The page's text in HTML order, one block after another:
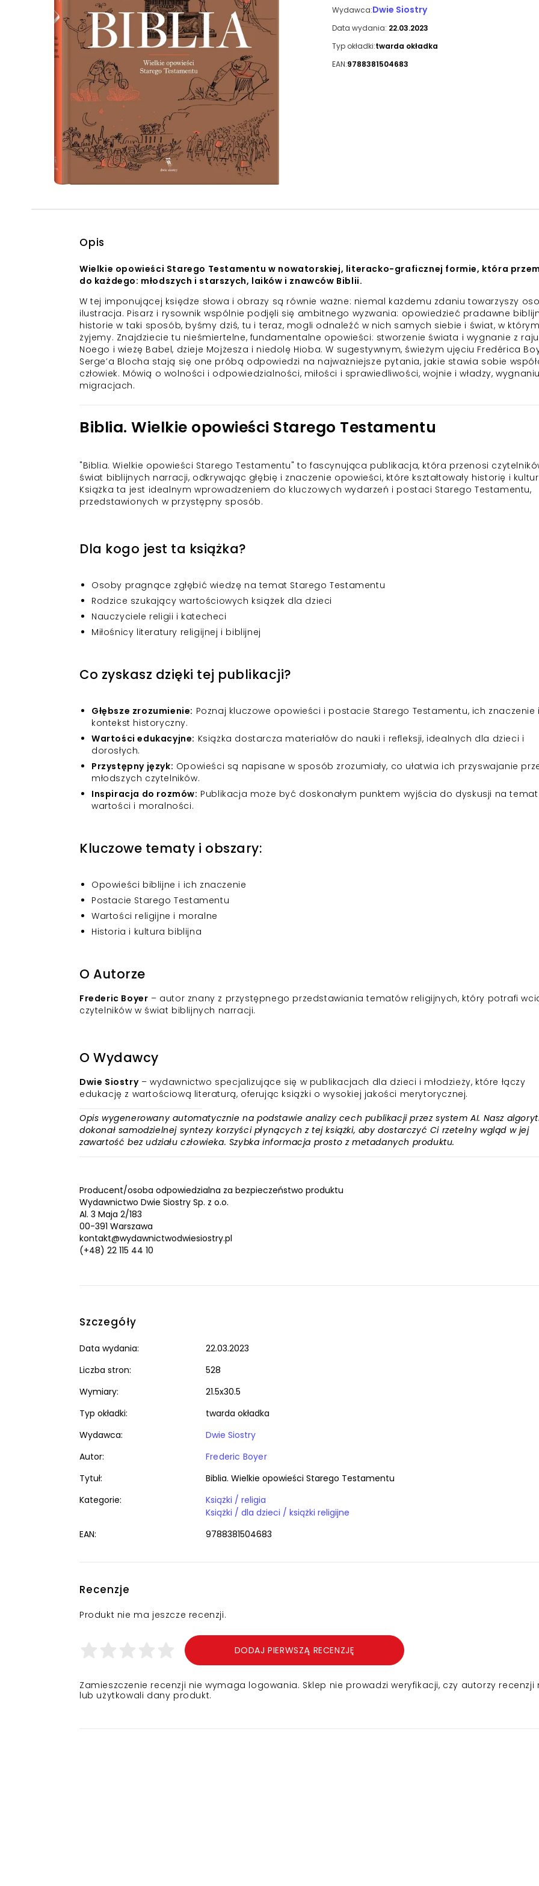
Wydawca:Dwie Siostry
Data wydania: 22.03.2023
Typ okładki:twarda okładka
EAN:9788381504683
Opis
Wielkie opowieści Starego Testamentu w nowatorskiej, literacko-graficznej formie, która
do każdego: młodszych i starszych, laików i znawców Biblii.
W tej imponującej księdze słowa i obrazy są równie ważne: niemal każdemu zdaniu towarzyszy
ilustracja. Pisarz i rysownik wspólnie podjęli się ambitnego wyzwania: opowiedzieć pradawne
historie w taki sposób, byśmy dziś, tu i teraz, mogli odnaleźć w nich samych siebie i świat, w
żyjemy. Znajdziecie tu nieśmiertelne, fundamentalne opowieści: stworzenie świata i wygnanie z
Noego i wieżę Babel, dzieje Mojżesza i niedolę Hioba. W sugestywnym, świeżym ujęciu Fredérica
Serge’a Blocha stają się one próbą odpowiedzi na najważniejsze pytania, jakie stawia sobie
człowiek. Mówią o wolności i odpowiedzialności, miłości i sprawiedliwości, wojnie i władzy,
migracjach.
Biblia. Wielkie opowieści Starego Testamentu
"Biblia. Wielkie opowieści Starego Testamentu" to fascynująca publikacja, która przenosi
świat biblijnych narracji, odkrywając głębię i znaczenie opowieści, które kształtowały historię i
Książka ta jest idealnym wprowadzeniem do kluczowych wydarzeń i postaci Starego Testamentu,
przedstawionych w przystępny sposób.
Dla kogo jest ta książka?
Osoby pragnące zgłębić wiedzę na temat Starego Testamentu
Rodzice szukający wartościowych książek dla dzieci
Nauczyciele religii i katecheci
Miłośnicy literatury religijnej i biblijnej
Co zyskasz dzięki tej publikacji?
Głębsze zrozumienie: Poznaj kluczowe opowieści i postacie Starego Testamentu, ich znaczenie
kontekst historyczny.
Wartości edukacyjne: Książka dostarcza materiałów do nauki i refleksji, idealnych dla dzieci i
dorosłych.
Przystępny język: Opowieści są napisane w sposób zrozumiały, co ułatwia ich przyswajanie
młodszych czytelników.
Inspiracja do rozmów: Publikacja może być doskonałym punktem wyjścia do dyskusji na temat
wartości i moralności.
Kluczowe tematy i obszary:
Opowieści biblijne i ich znaczenie
Postacie Starego Testamentu
Wartości religijne i moralne
Historia i kultura biblijna
O Autorze
Frederic Boyer – autor znany z przystępnego przedstawiania tematów religijnych, który potrafi
czytelników w świat biblijnych narracji.
O Wydawcy
Dwie Siostry– wydawnictwo specjalizujące się w publikacjach dla dzieci i młodzieży, które łączy
edukację z wartościową literaturą, oferując książki o wysokiej jakości merytorycznej.
Opis wygenerowany automatycznie na podstawie analizy cech publikacji przez system AI. Nasz
dokonał samodzielnej syntezy korzyści płynących z tej książki, aby dostarczyć Ci rzetelny wgląd w jej
zawartość bez udziału człowieka. Szybka informacja prosto z metadanych produktu.
Producent/osoba odpowiedzialna za bezpieczeństwo produktu
Wydawnictwo Dwie Siostry Sp. z o.o.
Al. 3 Maja 2/183
00-391 Warszawa
kontakt@wydawnictwodwiesiostry.pl
(+48) 22 115 44 10
Szczegóły
Data wydania:
22.03.2023
Liczba stron:
528
Wymiary:
21.5x30.5
Typ okładki:
twarda okładka
Wydawca:
Dwie Siostry
Autor:
Frederic Boyer
Tytuł:
Biblia. Wielkie opowieści Starego Testamentu
Kategorie:
Książki / religia
Książki / dla dzieci / książki religijne
EAN:
9788381504683
Recenzje
Produkt nie ma jeszcze recenzji.
DODAJ PIERWSZĄ RECENZJĘ
Zamieszczenie recenzji nie wymaga logowania. Sklep nie prowadzi weryfikacji, czy autorzy recenzji
lub użytkowali dany produkt.
Powiększony kursor
Pomoc w czytaniu
Podkreślenie linków